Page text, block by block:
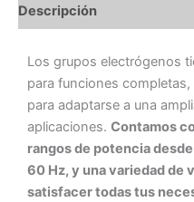
Descripción
Los grupos electrógenos
para funciones
para adaptarse a una
aplicaciones. Contamos
rangos de potencia
60 Hz, y una variedad de
satisfacer todas tus